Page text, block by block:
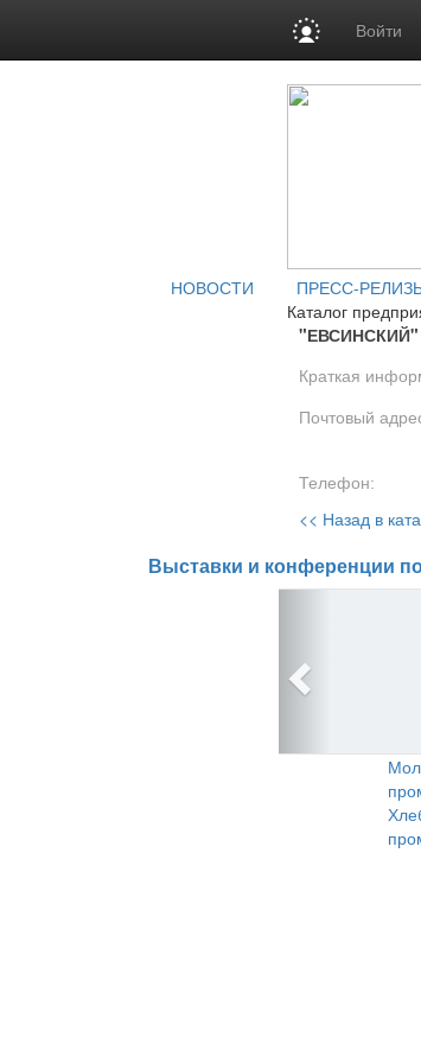
Войти
НОВОСТИ ПРЕСС-
Каталог
Краткая
Почтовый
Телефон:
<< Назад в
Выставки и конференции